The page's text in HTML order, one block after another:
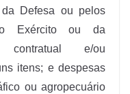
Defesa ou pelos
Exército ou da
contratual e/ou
itens; e despesas
ou agropecuário